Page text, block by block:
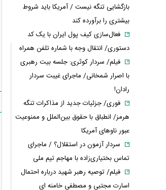
بازگشایی تنگه نیست / آمریکا باید شروط
بیشتری را برآورده کند
فعال‌سازی کیف پول ایران با یک کد
دستوری/ انتقال وجه با شماره تلفن همراه
فیلم/ سردار کوثری: جلسه بیت رهبری
با اصرار شمخانی/ ماجرای غیبت سردار
رادان!
فوری/ جزئیات جدید از مذاکرات تنگه
هرمز/ انطباق با حقوق بین‌الملل و ممنوعیت
عبور ناوهای آمریکا
سردار آزمون در استقلال؟ / ماجرای
تماس بختیاری‌زاده با مهاجم تیم ملی
فیلم/ توصیه رهبر شهید درباره احتمال
اسارت مجتبی و مصطفی خامنه ای